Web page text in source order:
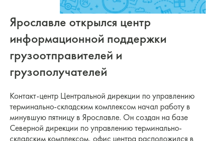
Ярославле открылся центр
информационной поддержки
грузоотправителей и
грузополучателей
Контакт-центр Центральной дирекции по управлению
терминально-складским комплексом начал работу в
минувшую пятницу в Ярославле. Он создан на базе
Северной дирекции по управлению терминально-
складским комплексом, офис центра расположился в